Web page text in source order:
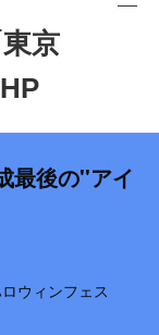
京
最後の''アイ
ウィンフェス